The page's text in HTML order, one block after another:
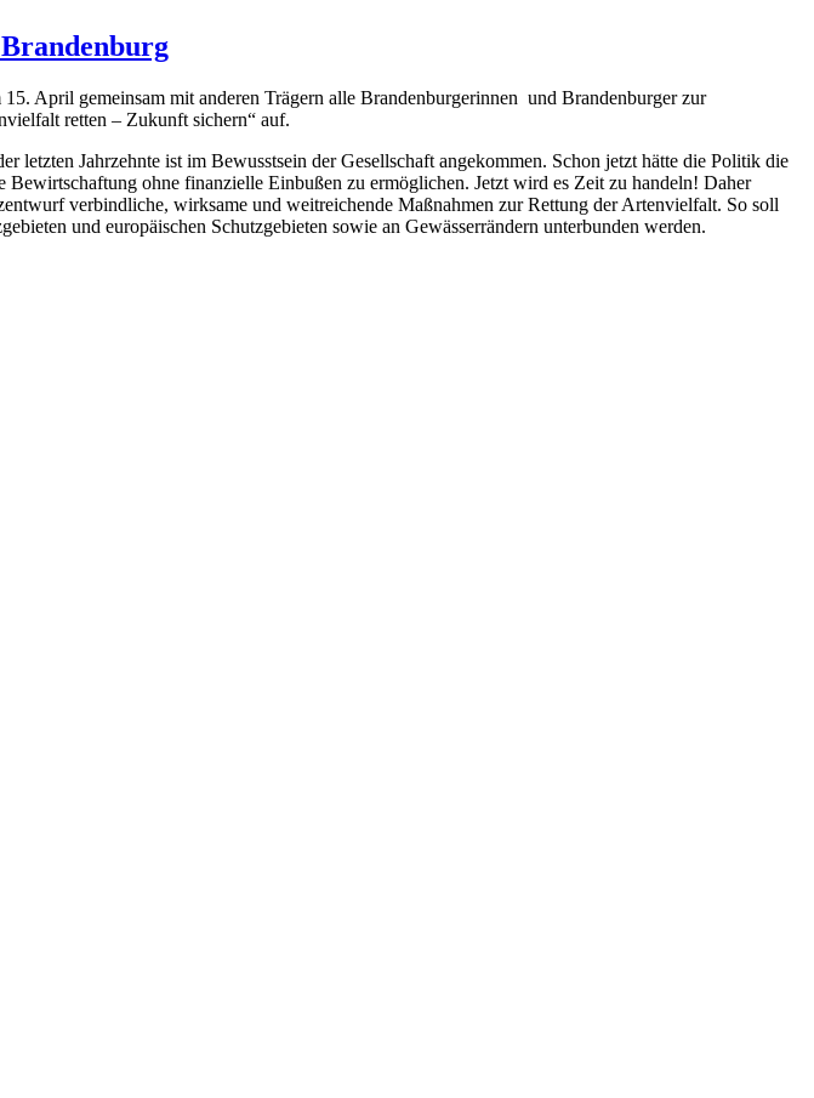
April gemeinsam mit anderen Trägern alle Brandenburgerinnen und Brandenburger zur
retten – Zukunft sichern“ auf.
letzten Jahrzehnte ist im Bewusstsein der Gesellschaft angekommen. Schon jetzt hätte die Politik die
Bewirtschaftung ohne finanzielle Einbußen zu ermöglichen. Jetzt wird es Zeit zu handeln! Daher
verbindliche, wirksame und weitreichende Maßnahmen zur Rettung der Artenvielfalt. So soll
und europäischen Schutzgebieten sowie an Gewässerrändern unterbunden werden.